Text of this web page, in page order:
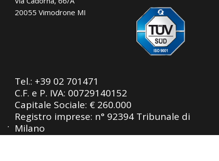
20055 Vimodrone MI
Tel.: +39 02 701471
C.F. e P. IVA: 00729140152
Capitale Sociale: € 260.000
Registro imprese: n° 92394 Tribunale di
Milano